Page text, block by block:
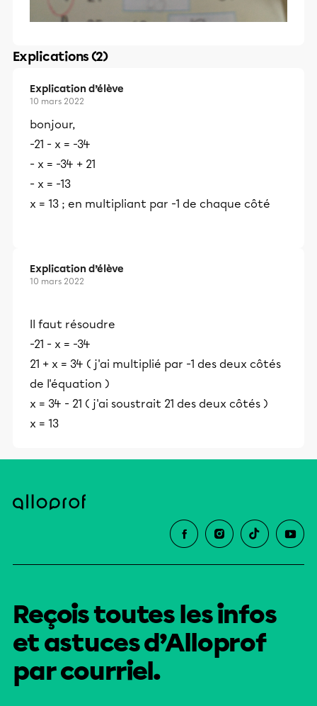
Explications (2)
Explication d’élève
10 mars 2022
bonjour,
-21 - x = -34
- x = -34 + 21
- x = -13
x = 13 ; en multipliant par -1 de chaque côté
Explication d’élève
10 mars 2022
Il faut résoudre
-21 - x = -34
21 + x = 34 ( j'ai multiplié par -1 des deux côtés
de l'équation )
x = 34 - 21 ( j'ai soustrait 21 des deux côtés )
x = 13
Reçois toutes les infos
et astuces d’Alloprof
par courriel.